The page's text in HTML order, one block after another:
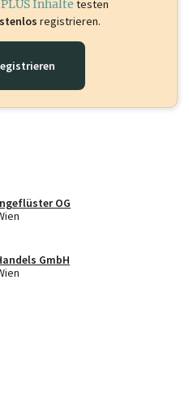
Inhalte testen
registrieren.
OG
GmbH